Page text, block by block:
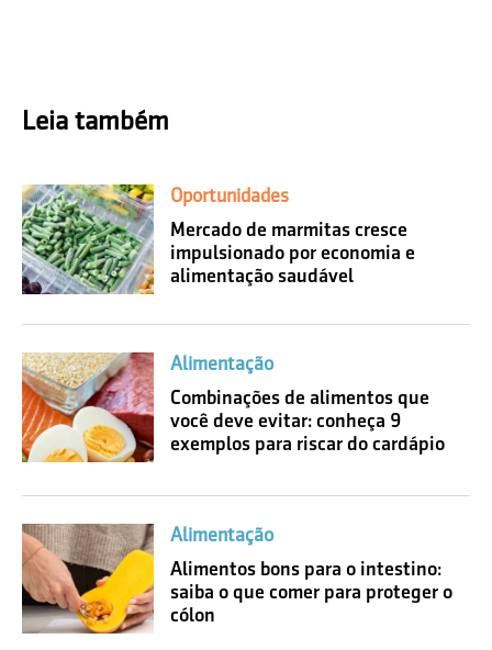
Leia também
Oportunidades
Mercado de marmitas cresce
impulsionado por economia e
alimentação saudável
Alimentação
Combinações de alimentos que
você deve evitar: conheça 9
exemplos para riscar do cardápio
Alimentação
Alimentos bons para o intestino:
saiba o que comer para proteger o
cólon